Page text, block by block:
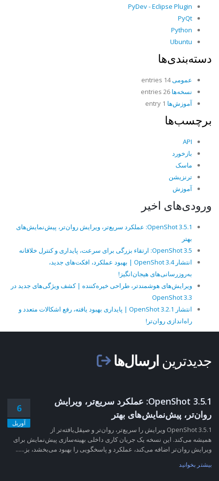
PyDev - Eclipse Plugin
PyQt
Python
Ubuntu
دسته‌بندی‌ها
عمومی14 entries
نسخه‌ها
آموزش‌ها
برچسب‌ها
API
بازخورد
ماسک
ترنزیشن
آموزش
ورودی‌های اخیر
OpenShot 3.5.1: عملکرد سریع‌تر، ویرایش روان‌تر، پیش‌نمایش‌های
بهتر
OpenShot 3.5: ارتقاء بزرگی برای سرعت، پایداری و کنترل خلاقانه
انتشار OpenShot 3.4 | بهبود عملکرد، افکت‌های جدید،
به‌روزرسانی‌های هیجان‌انگیز!
ویرایش‌های هوشمندتر، طراحی خیره‌کننده | کشف ویژگی‌های جدید در
OpenShot 3.3
انتشار OpenShot 3.2.1 | پایداری بهبود یافته، رفع اشکالات متعدد و
راه‌اندازی روان‌تر!
جدیدترین ارسال‌ها
6
آوریل
OpenShot 3.5.1: عملکرد سریع‌تر، ویرایش
روان‌تر، پیش‌نمایش‌های بهتر
OpenShot 3.5.1 ویرایش را سریع‌تر، روان‌تر و صیقل‌یافته‌تر از
همیشه می‌کند. این نسخه یک جریان کاری داخلی بهینه‌سازی پیش‌نمایش برای
ویرایش روان‌تر اضافه می‌کند، عملکرد و پاسخگویی را بهبود می‌بخشد، بز......
بیشتر بخوانید